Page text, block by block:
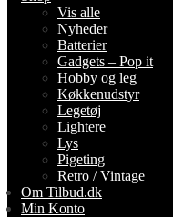
Vis alle
Nyheder
Batterier
Gadgets – Pop it
Hobby og leg
Køkkenudstyr
Legetøj
Lightere
Lys
Pigeting
Retro / Vintage
Om Tilbud.dk
Min Konto